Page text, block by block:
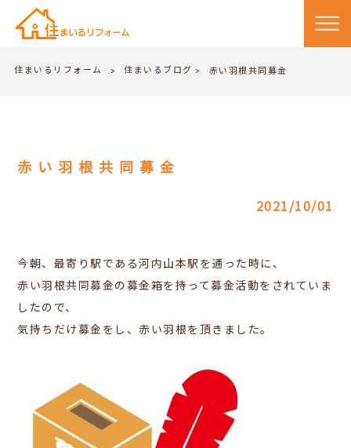
住まいるリフォーム > 住まいるブログ > 赤い羽根共同募金
赤い羽根共同募金
2021/10/01
今朝、最寄り駅である河内山本駅を通った時に、
赤い羽根共同募金の募金箱を持って募金活動をされていま
したので、
気持ちだけ募金をし、赤い羽根を頂きました。